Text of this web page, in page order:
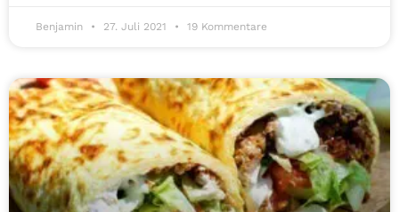
Benjamin 27. Juli 2021 19 Kommentare